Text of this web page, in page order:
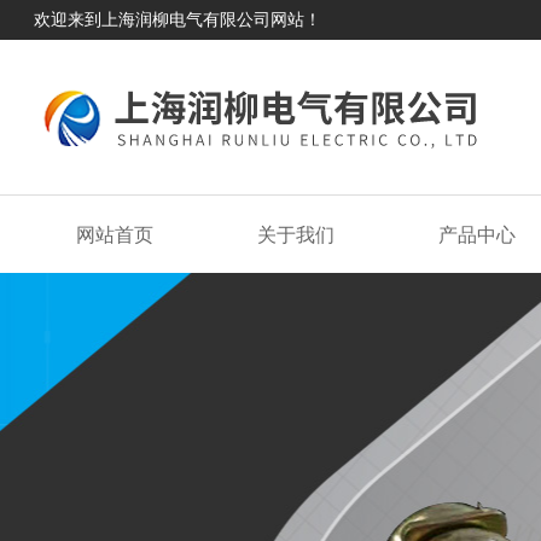
欢迎来到上海润柳电气有限公司网站！
网站首页 关于我们 产品中心